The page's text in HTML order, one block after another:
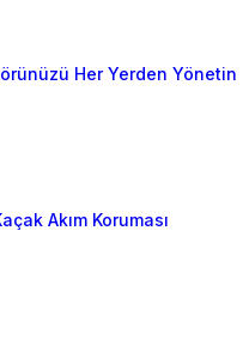
Her Yerden Yönetin
Akım Koruması